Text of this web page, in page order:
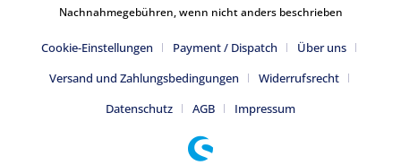
Nachnahmegebühren, wenn nicht anders beschrieben
Cookie-Einstellungen Payment / Dispatch
Über uns
Versand und Zahlungsbedingungen
Widerrufsrecht
Datenschutz
AGB Impressum